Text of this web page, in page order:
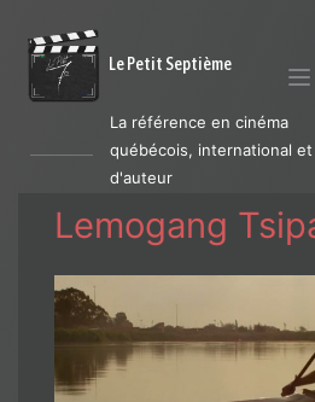
Le Petit Septième
La référence en cinéma
québécois, international et
d'auteur
Lemogang